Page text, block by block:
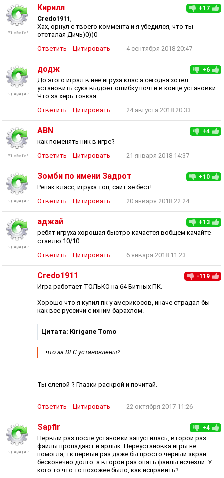
+17
Кирилл
Credo1911,
Хах, орнул с твоего коммента и я убедился, что ты
отсталая Дичь)0))0
Ответить
Цитировать 4 сентября 2018 20:47
+6
додж
До этого играл в неё игруха клас а сегодня хотел
установить сука выдоёт ошибку почти в конце установки.
Что за херь тонкая.
Ответить
Цитировать 24 августа 2018 20:33
+4
ABN
как поменять ник в игре?
Ответить
Цитировать 21 января 2018 14:37
+10
Зомби по имени Задрот
Репак класс, игруха топ, сайт зе бест!
Ответить
Цитировать 20 января 2018 22:24
+13
аджай
ребят игруха хорошая быстро качается вобщем качайте
ставлю 10/10
Ответить
Цитировать 6 января 2018 11:23
-119
Credo1911
Игра работает ТОЛЬКО на 64 Битных ПК.
Хорошо что я купил пк у америкосов, иначе страдал бы
как все руссичи с ихним барахлом.
Цитата: Kirigane Tomo
что за DLC установлены?
Ты слепой ? Глазки раскрой и почитай.
Ответить Цитировать 22 октября 2017 11:26
+4
Sapfir
Первый раз после установки запустилась, второй раз
файлы пропадают и ярлык. Переустановка игры не
помогла, тк первый раз даже бы просто черный экран
бесконечно долго..а второй раз опять файлы исчезли. У
кого то что то похожее было, как исправить?